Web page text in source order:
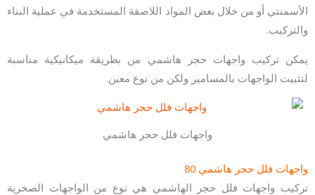
الأسمنتي أو من خلال بعض المواد اللاصقة المستخدمة في عملية البناء
والتركيب.
يمكن تركيب واجهات حجر هاشمي من بطريقة ميكانيكية مناسبة
لتثبيت الواجهات بالمسامير ولكن من نوع معين.
واجهات فلل حجر هاشمي
واجهات فلل حجر هاشمي 80
تركيب واجهات فلل حجر الهاشمي هي نوع من الواجهات الصخرية